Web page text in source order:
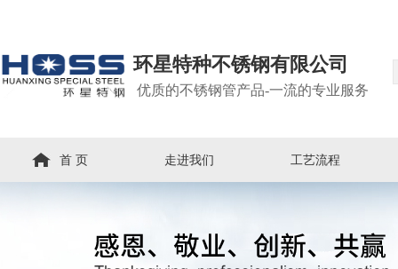
环星特种不锈钢有限公司
优质的不锈钢管产品-一流的专业服务
首 页 走进我们 工艺流程